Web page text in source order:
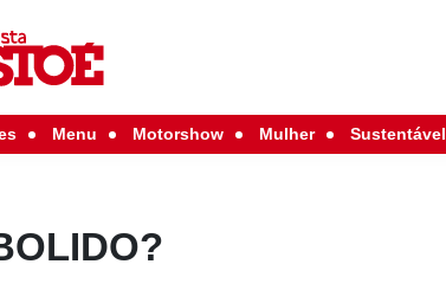
Menu Motorshow Mulher Sustentável